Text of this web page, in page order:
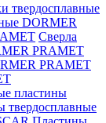
твердосплавные
DORMER
Сверла
PRAMET
PRAMET
пластины
твердосплавные